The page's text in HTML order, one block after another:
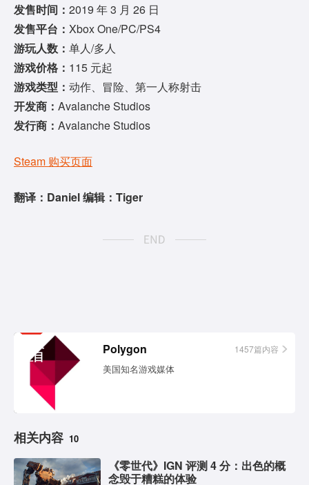
发售时间： 2019 年 3 月 26 日
发售平台： Xbox One/PC/PS4
游玩人数： 单人/多人
游戏价格： 115 元起
游戏类型： 动作、冒险、第一人称射击
开发商： Avalanche Studios
发行商： Avalanche Studios
Steam 购买页面
翻译：Daniel 编辑：Tiger
相关
栏目
Polygon 1457篇内容
美国知名游戏媒体
相关内容 10
《零世代》IGN 评测 4 分：出色的概
念毁于糟糕的体验